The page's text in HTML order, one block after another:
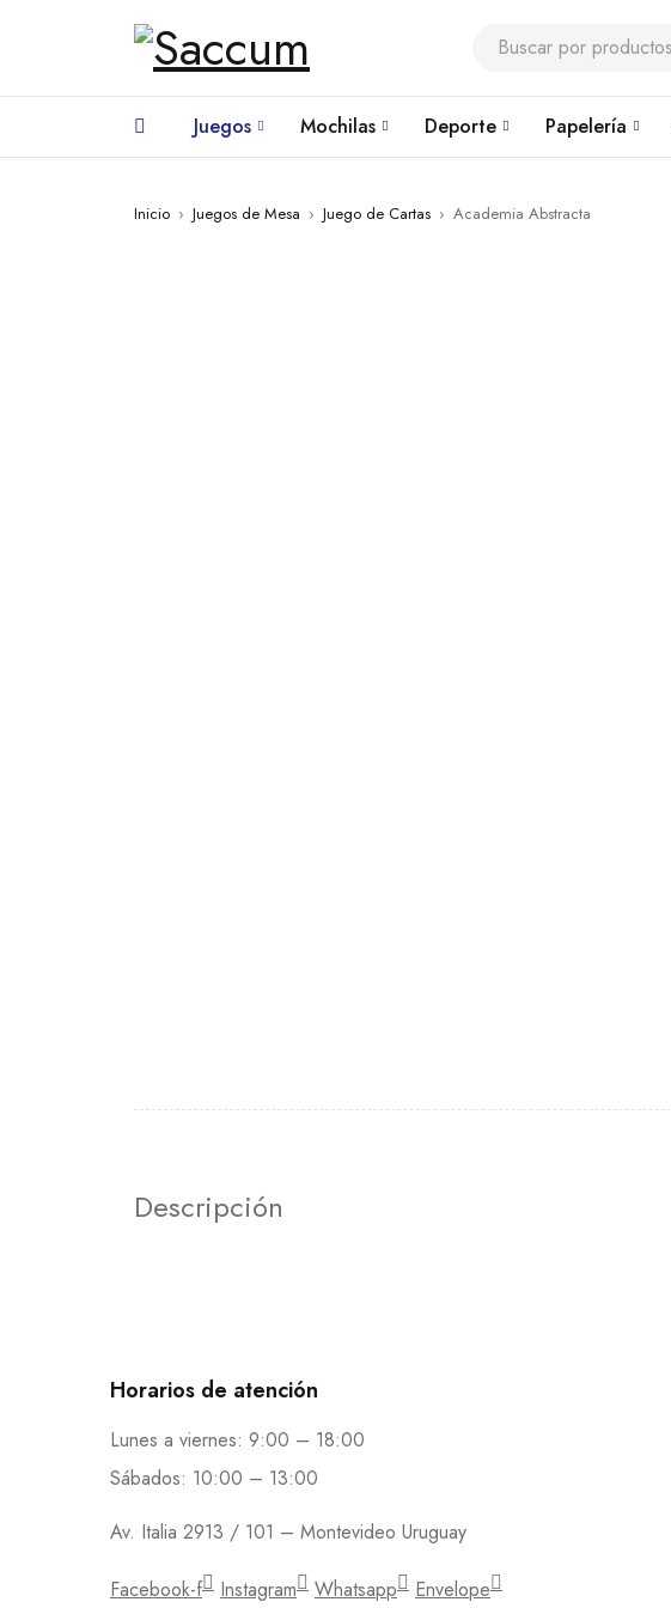
Juegos Mochilas Deporte Papelería
Inicio › Juegos de Mesa › Juego de Cartas › Academia Abstracta
Descripción
Horarios de atención
Lunes a viernes: 9:00 – 18:00
Sábados: 10:00 – 13:00
Av. Italia 2913 / 101 – Montevideo Uruguay
Facebook-f Instagram Whatsapp
Envelope